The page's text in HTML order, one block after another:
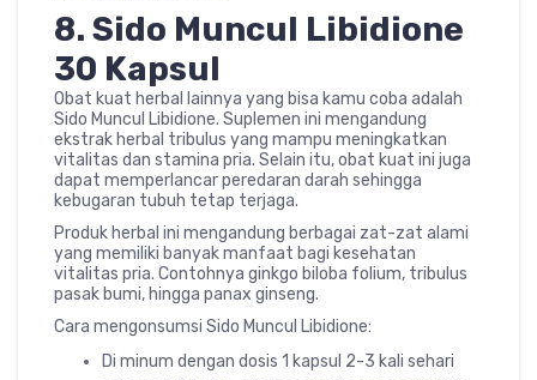
8. Sido Muncul Libidione
30 Kapsul
Obat kuat herbal lainnya yang bisa kamu coba adalah
Sido Muncul Libidione. Suplemen ini mengandung
ekstrak herbal tribulus yang mampu meningkatkan
vitalitas dan stamina pria. Selain itu, obat kuat ini juga
dapat memperlancar peredaran darah sehingga
kebugaran tubuh tetap terjaga.
Produk herbal ini mengandung berbagai zat-zat alami
yang memiliki banyak manfaat bagi kesehatan
vitalitas pria. Contohnya ginkgo biloba folium, tribulus
pasak bumi, hingga panax ginseng.
Cara mengonsumsi Sido Muncul Libidione:
Di minum dengan dosis 1 kapsul 2-3 kali sehari